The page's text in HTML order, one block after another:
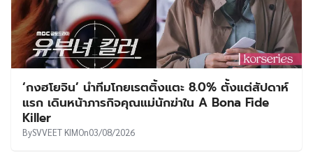
‘กงฮโยจิน’ นำทีมโกยเรตติ้งแตะ 8.0% ตั้งแต่สัปดาห์
แรก เดินหน้าภารกิจคุณแม่นักฆ่าใน A Bona Fide
Killer
BySVVEET KIMOn03/08/2026